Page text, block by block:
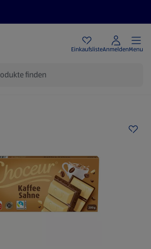
EinkaufslisteAnmeldenMenu